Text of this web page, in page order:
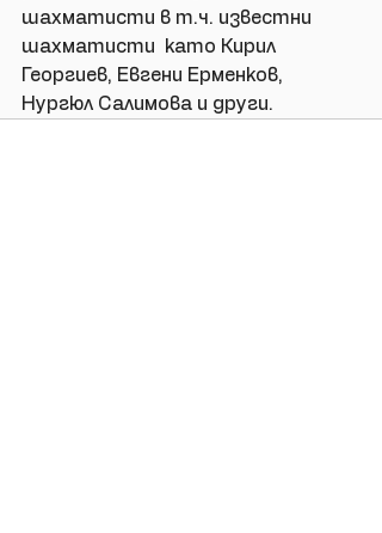
шахматисти в т.ч. известни
шахматисти  като Кирил
Георгиев, Евгени Ерменков,
Нургюл Салимова и други.